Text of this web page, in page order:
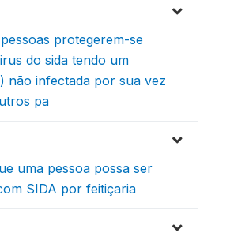
protegerem-se
do sida tendo um
não infectada por sua vez
pa
uma pessoa possa ser
SIDA por feitiçaria